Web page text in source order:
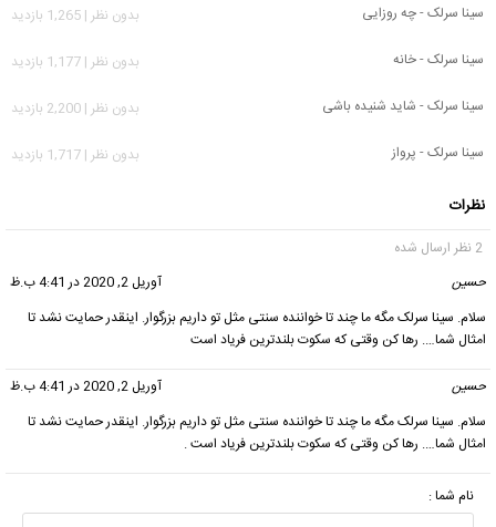
سینا سرلک - چه روزایی
بدون نظر | 1,265 بازدید
سینا سرلک - خانه
بدون نظر | 1,177 بازدید
سینا سرلک - شاید شنیده باشی
بدون نظر | 2,200 بازدید
سینا سرلک - پرواز
بدون نظر | 1,717 بازدید
نظرات
2 نظر ارسال شده
حسین
آوریل 2, 2020 در 4:41 ب.ظ
سلام. سینا سرلک مگه ما چند تا خواننده سنتی مثل تو داریم بزرگوار. اینقدر حمایت نشد تا
امثال شما…. رها کن وقتی که سکوت بلندترین فریاد است
حسین
آوریل 2, 2020 در 4:41 ب.ظ
سلام. سینا سرلک مگه ما چند تا خواننده سنتی مثل تو داریم بزرگوار. اینقدر حمایت نشد تا
امثال شما…. رها کن وقتی که سکوت بلندترین فریاد است .
نام شما :